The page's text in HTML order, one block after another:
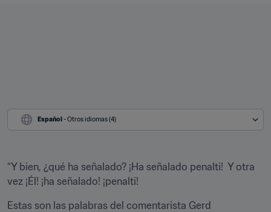
Español - Otros idiomas (4)
“Y bien, ¿qué ha señalado? ¡Ha señalado penalti!  Y otra
vez ¡Él! ¡ha señalado! ¡penalti!
Estas son las palabras del comentarista Gerd